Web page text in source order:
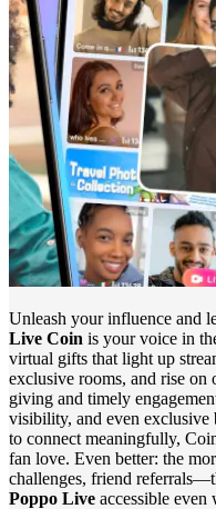
Unleash your influence and
Live Coin is your voice in
virtual gifts that light up
exclusive rooms, and rise
giving and timely
visibility, and even exclusive
to connect meaningfully,
fan love. Even better: the
challenges, friend
Poppo Live accessible even